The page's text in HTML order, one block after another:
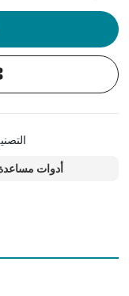
أدوات